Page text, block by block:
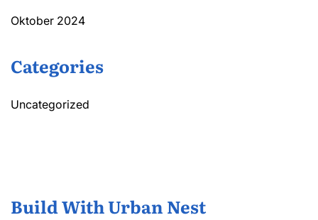
Oktober 2024
Categories
Uncategorized
Build With Urban Nest